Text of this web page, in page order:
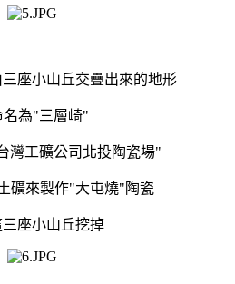
座小山丘交疊出來的地形
名為"三層崎"
灣工礦公司北投陶瓷場"
礦來製作"大屯燒"陶瓷
座小山丘挖掉